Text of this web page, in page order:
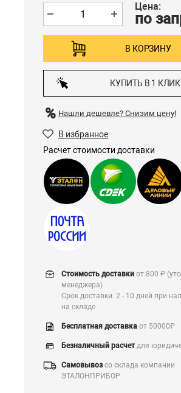
Цена:
по
В КОРЗИНУ
КУПИТЬ В 1 КЛИК
Нашли дешевле? Снизим цену!
В избранное
Расчет стоимости доставки
Стоимость доставки от 800 ₽
менеджера)
Срок доставки: 2 - 10 дней при
на складе
Бесплатная доставка от 50000₽
Безналичный расчетдля
Самовывозсо склада компании
ЭТАЛОНПРИБОР